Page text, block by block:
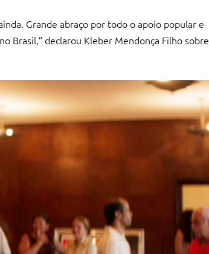
Grande abraço por todo o apoio popular e
Brasil,” declarou Kleber Mendonça Filho sobre